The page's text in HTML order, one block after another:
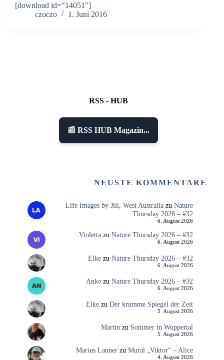
[download id=“14051″]
czoczo
1. Juni 2016
RSS - HUB
📰 RSS HUB Magazin...
NEUSTE KOMMENTARE
Life Images by Jill, West Australiazu Nature
Thursday 2026 – #32
6. August 2026
Violettazu Nature Thursday 2026 – #32
6. August 2026
Elkezu Nature Thursday 2026 – #32
6. August 2026
Ankezu Nature Thursday 2026 – #32
6. August 2026
Elkezu Der krumme Spiegel der Zeit
5. August 2026
Martin zu Sommer in Wuppertal
5. August 2026
Marius Launerzu Mural „Viktor“ – Alice
4. August 2026